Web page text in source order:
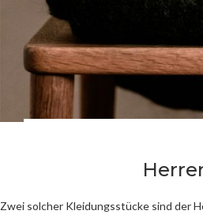
Zwei solcher Kleidungsstücke sind der